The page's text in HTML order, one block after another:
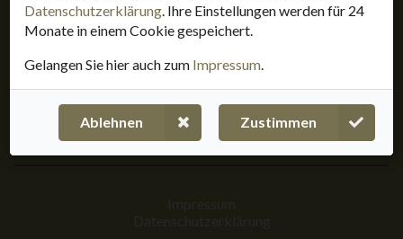
Datenschutzerklärung . Ihre Einstellungen werden für 24
Monate in einem Cookie gespeichert.
Gelangen Sie hier auch zum Impressum
Ablehnen Zustimmen